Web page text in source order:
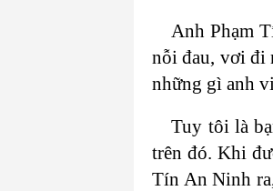
Anh Phạm
nỗi đau, vơi đi
những gì anh
Tuy tôi là
trên đó. Khi
Tín An Ninh